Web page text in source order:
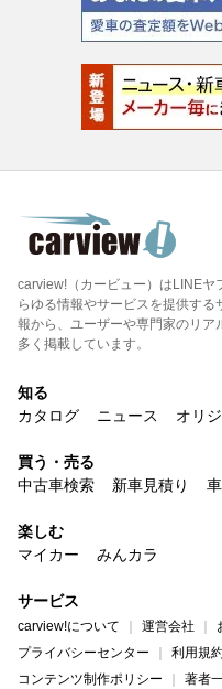
carview!（カービュー）はLINEヤ
らゆる情報やサービスを提供す
報から、ユーザーや専門家のリア
多く掲載しています。
知る
カタログ
ニュース オリ
買う・売る
中古車検索
新車見積り
楽しむ
マイカー
みんカラ
サービス
carview!について 運営会社
プライバシーセンター
利用規
コンテンツ制作ポリシー
著者